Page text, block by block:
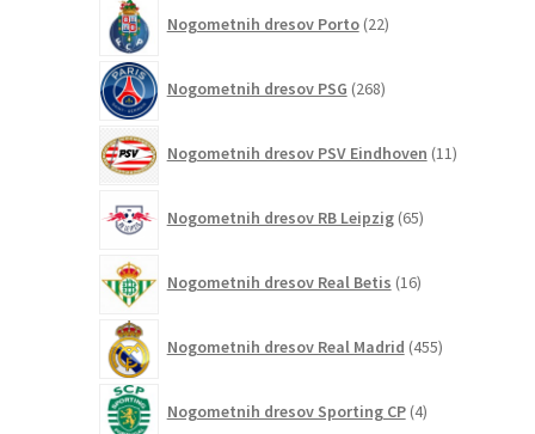
Nogometnih dresov Porto 22izdelkov
Nogometnih dresov PSG 268izdelkov
Nogometnih dresov PSV Eindhoven 11izdelkov
Nogometnih dresov RB Leipzig 65izdelkov
Nogometnih dresov Real Betis 16izdelkov
Nogometnih dresov Real Madrid 455izdelkov
Nogometnih dresov Sporting CP 4izdelki